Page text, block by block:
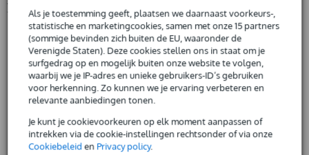
Als je toestemming geeft, plaatsen we daarnaast voorkeurs-,
statistische en marketingcookies, samen met onze 15 partners
(sommige bevinden zich buiten de EU, waaronder de
Verenigde Staten). Deze cookies stellen ons in staat om je
surfgedrag op en mogelijk buiten onze website te volgen,
waarbij we je IP-adres en unieke gebruikers-ID’s gebruiken
voor herkenning. Zo kunnen we je ervaring verbeteren en
relevante aanbiedingen tonen.
Je kunt je cookievoorkeuren op elk moment aanpassen of
intrekken via de cookie-instellingen rechtsonder of via onze
Cookiebeleiden Privacy policy.
Huur dit product
Productinformatie
Shure PGADRUMKIT7
drummicrofoon-set:
1x PGA52 Cardioïde Dynamische Kick Drum Microfoon,
3x PGA56 Cardioïde Dynamische Snare/Tom Microfoon,
1x PGA57 Cardioïde Dynamische Instrument Microfoon,
technische specificaties:
PGA52: type: dynamisch (moving coil) frequentierespons: 50 Hz
- 12 kHz richtingskarakteristiek: cardioïde uitvoerimpedantie: 150
Ohm gevoeligheid: -55 dBV/Pa (1.75 mV) gewicht: 454 g